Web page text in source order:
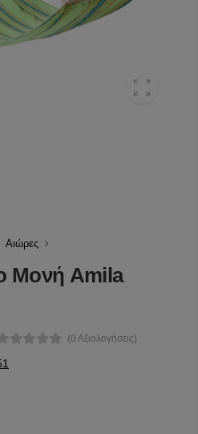
Αιώρες
Μονή Amila
(0 Αξιολογήσεις)